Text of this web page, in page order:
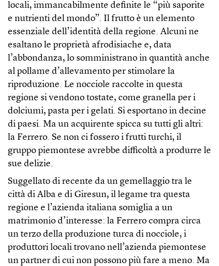
locali, immancabilmente definite le “più saporite
e nutrienti del mondo”. Il frutto è un elemento
essenziale dell’identità della regione. Alcuni ne
esaltano le proprietà afrodisiache e, data
l’abbondanza, lo somministrano in quantità anche
al pollame d’allevamento per stimolare la
riproduzione. Le nocciole raccolte in questa
regione si vendono tostate, come granella per i
dolciumi, pasta per i gelati. Si esportano in decine
di paesi. Ma un acquirente spicca su tutti gli altri:
la Ferrero. Se non ci fossero i frutti turchi, il
gruppo piemontese avrebbe difficoltà a produrre le
sue delizie.
Suggellato di recente da un gemellaggio tra le
città di Alba e di Giresun, il legame tra questa
regione e l’azienda italiana somiglia a un
matrimonio d’interesse: la Ferrero compra circa
un terzo della produzione turca di nocciole, i
produttori locali trovano nell’azienda piemontese
un partner di cui non possono più fare a meno. Ma